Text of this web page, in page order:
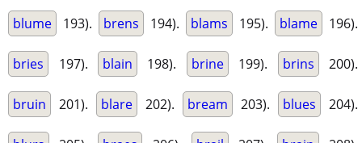
blume 193). brens 194). blams 195). blame 196).
bries 197). blain 198). brine 199). brins 200).
bruin 201). blare 202). bream 203). blues 204).